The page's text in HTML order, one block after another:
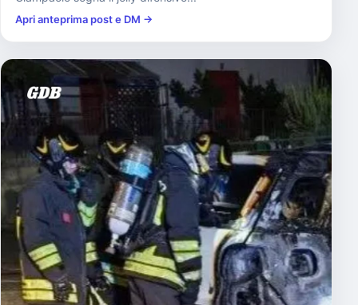
Apri anteprima post e DM →